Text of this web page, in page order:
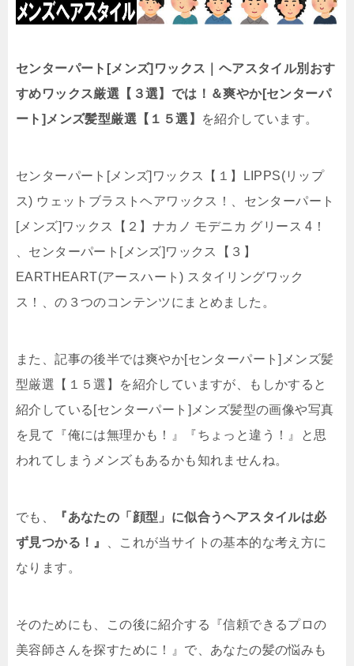
センターパート[メンズ]ワックス｜ヘアスタイル別おす
すめワックス厳選【３選】では！＆爽やか[センターパ
ート]メンズ髪型厳選【１５選】
を紹介しています。
センターパート[メンズ]ワックス【１】LIPPS(リップ
ス) ウェットブラストヘアワックス！、センターパート
[メンズ]ワックス【２】ナカノ モデニカ グリース 4！
、センターパート[メンズ]ワックス【３】
EARTHEART(アースハート) スタイリングワック
ス！、の３つのコンテンツにまとめました。
また、記事の後半では爽やか[センターパート]メンズ髪
型厳選【１５選】を紹介していますが、もしかすると
紹介している[センターパート]メンズ髪型の画像や写真
を見て『俺には無理かも！』『ちょっと違う！』と思
われてしまうメンズもあるかも知れませんね。
でも、
『あなたの「顔型」に似合うヘアスタイルは必
ず見つかる！』
、これが当サイトの基本的な考え方に
なります。
そのためにも、この後に紹介する『信頼できるプロの
美容師さんを探すために！』で、あなたの髪の悩みも